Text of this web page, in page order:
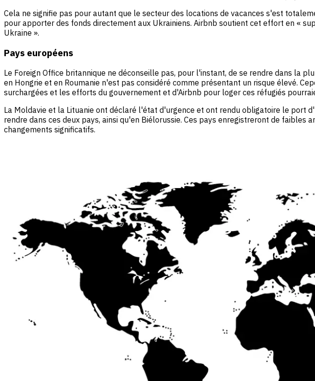
Cela ne signifie pas pour autant que le secteur des locations de vacances s'est
pour apporter des fonds directement aux Ukrainiens. Airbnb soutient cet effort en «
Ukraine ».
Pays européens
Le Foreign Office britannique ne déconseille pas, pour l'instant, de se rendre dans la
en Hongrie et en Roumanie n'est pas considéré comme présentant un risque élevé.
surchargées et les efforts du gouvernement et d'Airbnb pour loger ces réfugiés
La Moldavie et la Lituanie ont déclaré l'état d'urgence et ont rendu obligatoire le port
rendre dans ces deux pays, ainsi qu'en Biélorussie. Ces pays enregistreront de
changements significatifs.